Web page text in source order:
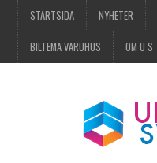
STARTSIDA NYHETER
BILTEMA VARUHUS OM U S